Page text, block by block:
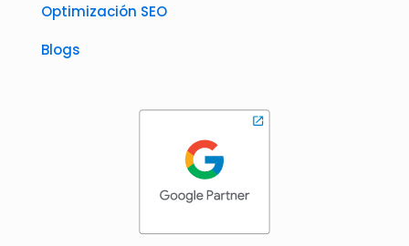
Optimización SEO
Blogs